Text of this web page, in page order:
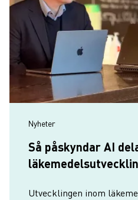
Nyheter
Så påskyndar AI
Utvecklingen inom